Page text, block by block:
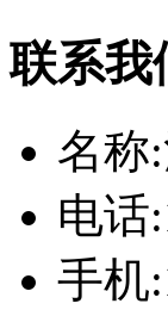
联系我
名称
电话
手机